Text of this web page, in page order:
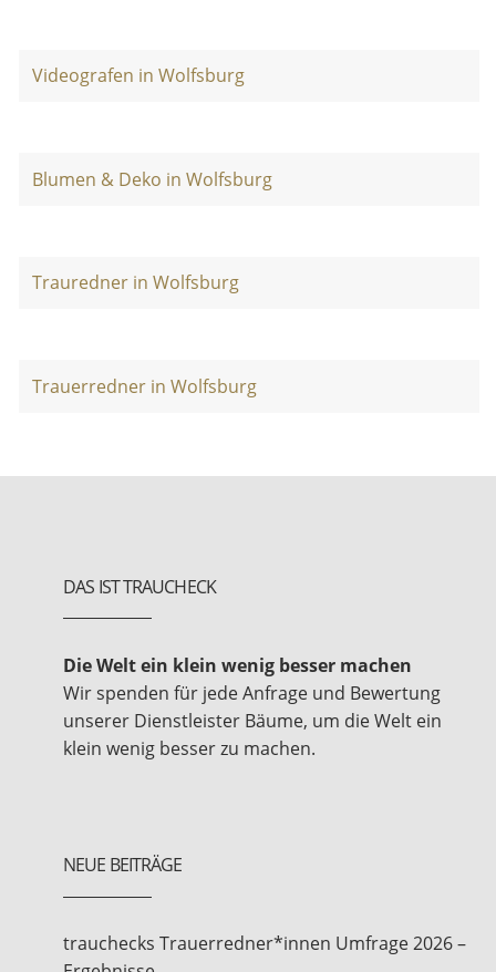
Videografen in Wolfsburg
Blumen & Deko in Wolfsburg
Trauredner in Wolfsburg
Trauerredner in Wolfsburg
DAS IST TRAUCHECK
Die Welt ein klein wenig besser machen
Wir spenden für jede Anfrage und Bewertung
unserer Dienstleister Bäume, um die Welt ein
klein wenig besser zu machen.
NEUE BEITRÄGE
trauchecks Trauerredner*innen Umfrage 2026 –